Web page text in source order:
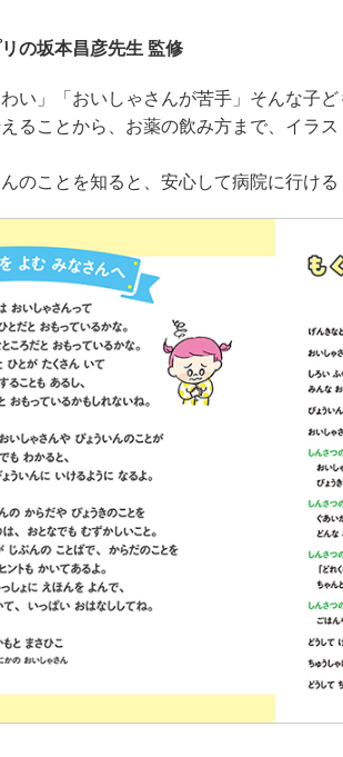
の坂本昌彦先生 監修
い」「おいしゃさんが苦手」そんな子
ることから、お薬の飲み方まで、イラス
のことを知ると、安心して病院に行ける